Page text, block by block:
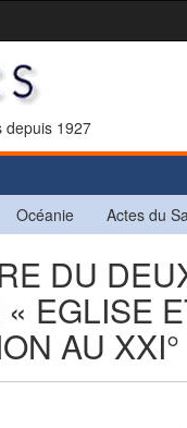
depuis 1927
Océanie Actes du
DU
EGLISE
AU